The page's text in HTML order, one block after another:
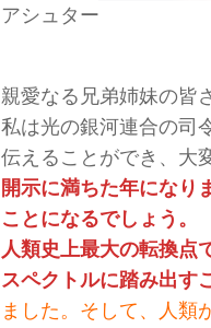
アシュター
親愛なる兄弟姉妹の皆
私は光の銀河連合の司
伝えることができ、大
開示に満ちた年になり
ことになるでしょう。
人類史上最大の転換点
スペクトルに踏み出す
ました。そして、人類